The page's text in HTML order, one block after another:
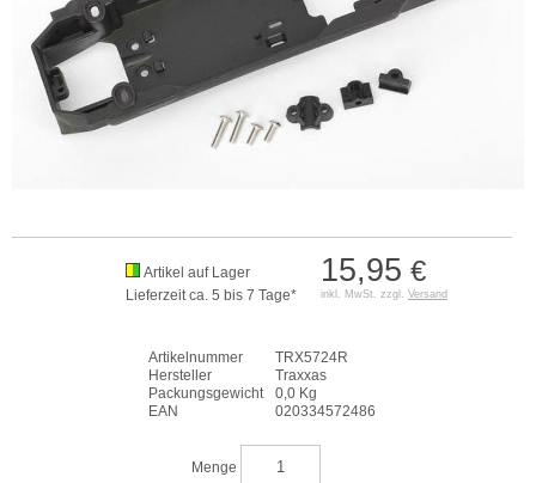
15,95 €
inkl. MwSt. zzgl. Versand
Artikel auf Lager
Lieferzeit ca. 5 bis 7 Tage*
Artikelnummer
TRX5724R
Hersteller
Traxxas
Packungsgewicht
0,0 Kg
EAN
020334572486
Menge